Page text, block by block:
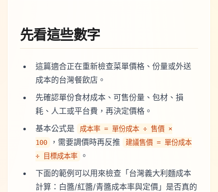
先看這些數字
這篇適合正在重新檢查菜單價格、份量或外送
成本的台灣餐飲店。
先確認單份食材成本、可售份量、包材、損
耗、人工或平台費，再決定價格。
基本公式是
成本率 = 單份成本 ÷ 售價 ×
100
，需要調價時再反推
建議售價 = 單份成本
÷ 目標成本率
。
下面的範例可以用來檢查「台灣義大利麵成本
計算：白醬/紅醬/青醬成本率與定價」是否真的